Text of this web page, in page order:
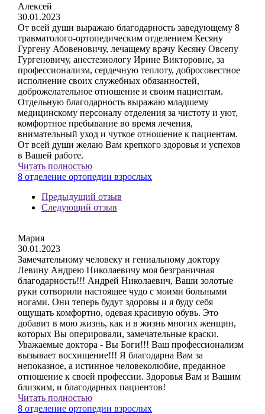
Алексей
30.01.2023
От всей души выражаю благодарность заведующему 8
травматолого-ортопедическим отделением Кесяну
Гургену Абовеновичу, лечащему врачу Кесяну Овсепу
Гургеновичу, анестезиологу Ирине Викторовне, за
профессионализм, сердечную теплоту, добросовестное
исполнение своих служебных обязанностей,
доброжелательное отношение и своим пациентам.
Отдельную благодарность выражаю младшему
медицинскому персоналу отделения за чистоту и уют,
комфортное пребывание во время лечения,
внимательный уход и чуткое отношение к пациентам.
От всей души желаю Вам крепкого здоровья и успехов
в Вашей работе.
Читать полностью
8 отделение ортопедии взрослых
Предыдущий отзыв
Следующий отзыв
Мария
30.01.2023
Замечательному человеку и гениальному доктору
Левину Андрею Николаевичу моя безграничная
благодарность!!! Андрей Николаевич, Ваши золотые
руки сотворили настоящее чудо с моими больными
ногами. Они теперь будут здоровы и я буду себя
ощущать комфортно, одевая красивую обувь. Это
добавит в мою жизнь, как и в жизнь многих женщин,
которых Вы оперировали, замечательные краски.
Уважаемые доктора - Вы Боги!!! Ваш профессионализм
вызывает восхищение!!! Я благодарна Вам за
непоказное, а истинное человеколюбие, преданное
отношение к своей профессии. Здоровья Вам и Вашим
близким, и благодарных пациентов!
Читать полностью
8 отделение ортопедии взрослых